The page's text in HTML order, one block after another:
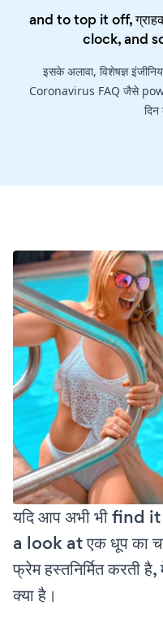
and to top it off,
clock, and
इसके अलावा, विशेषज्ञ
Coronavirus FAQ जैसे
यदि आप अभी भी find
a look at एक धूप का
फ्रेम हस्तनिर्मित
क्या है।